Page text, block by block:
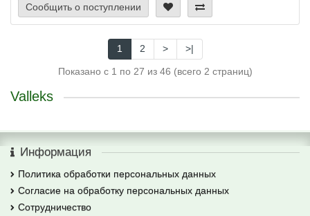
Сообщить о поступлении
1 2 > >|
Показано с 1 по 27 из 46 (всего 2 страниц)
Valleks
Информация
Политика обработки персональных данных
Согласие на обработку персональных данных
Сотрудничество